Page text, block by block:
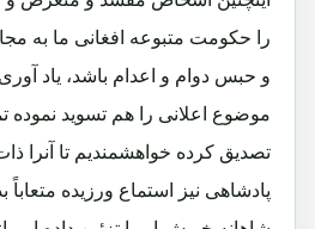
را حکومت متبوعه افغانی ما به
و حبس دوام و اعدام باشد، یاد
موضوع اعلانی را هم تسوید نموده
تصدیق کرده خواهشمندیم تا آنرا
پادشاهی نیز استماع ورزیده